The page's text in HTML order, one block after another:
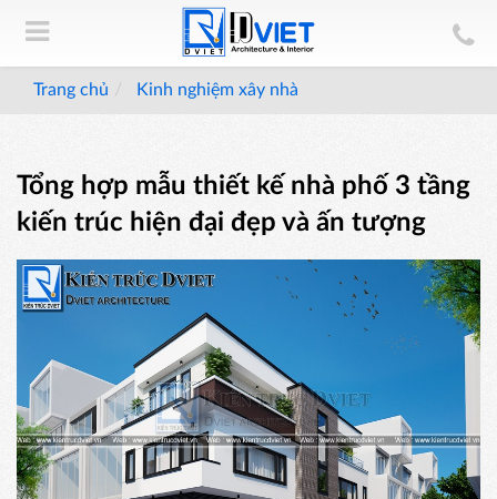
Trang chủ Kinh nghiệm xây nhà
Tổng hợp mẫu thiết kế nhà phố 3 tầng
kiến trúc hiện đại đẹp và ấn tượng